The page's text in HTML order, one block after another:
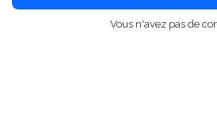
Vous n'avez pas de